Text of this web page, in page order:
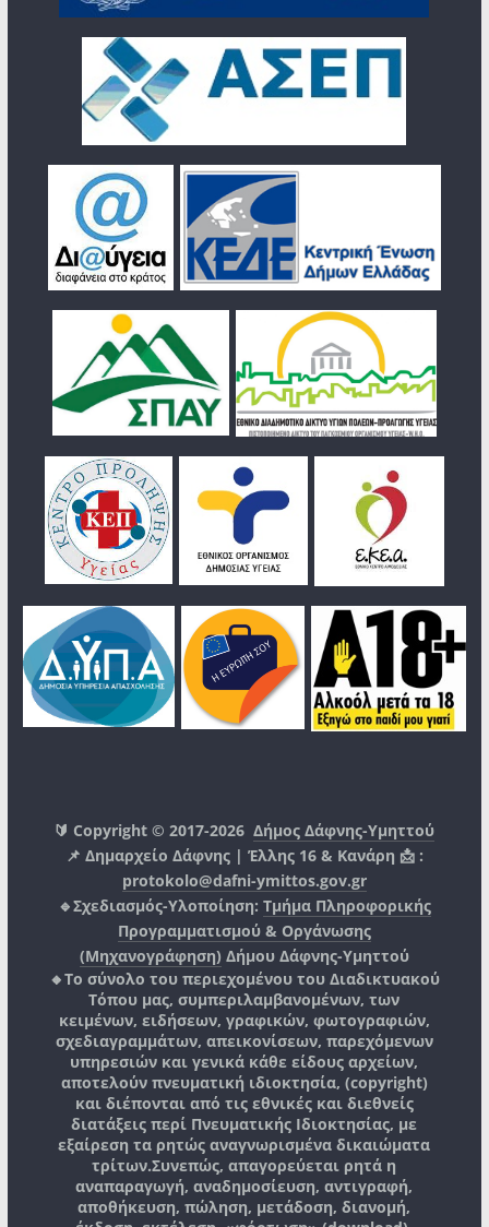
🔰 Copyright © 2017-2026Δήμος Δάφνης-Υμηττού
📌 Δημαρχείο Δάφνης | Έλλης 16 & Κανάρη 📩 :
protokolo@dafni-ymittos.gov.gr
🔹Σχεδιασμός-Υλοποίηση: Τμήμα Πληροφορικής
Προγραμματισμού & Οργάνωσης
(Μηχανογράφηση) Δήμου Δάφνης-Υμηττού
🔸Το σύνολο του περιεχομένου του Διαδικτυακού
Τόπου μας, συμπεριλαμβανομένων, των
κειμένων, ειδήσεων, γραφικών, φωτογραφιών,
σχεδιαγραμμάτων, απεικονίσεων, παρεχόμενων
υπηρεσιών και γενικά κάθε είδους αρχείων,
αποτελούν πνευματική ιδιοκτησία, (copyright)
και διέπονται από τις εθνικές και διεθνείς
διατάξεις περί Πνευματικής Ιδιοκτησίας, με
εξαίρεση τα ρητώς αναγνωρισμένα δικαιώματα
τρίτων.Συνεπώς, απαγορεύεται ρητά η
αναπαραγωγή, αναδημοσίευση, αντιγραφή,
αποθήκευση, πώληση, μετάδοση, διανομή,